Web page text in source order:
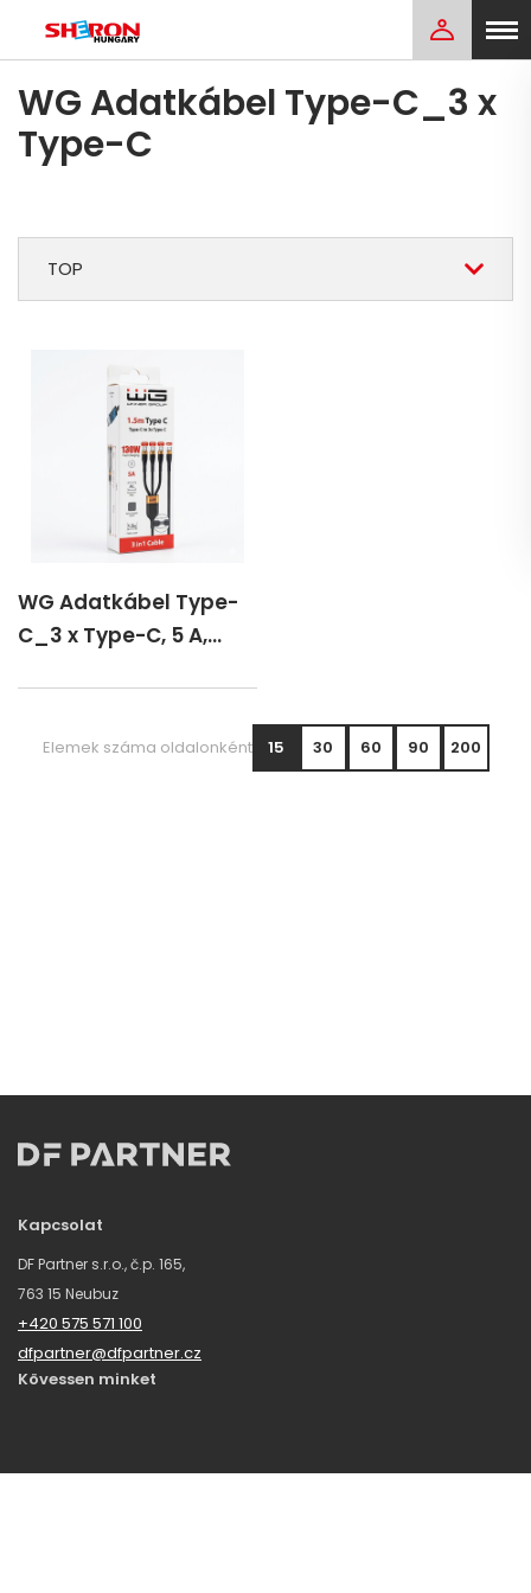
WG Adatkábel Type-C_3 x
Type-C
TOP
WG Adatkábel Type-
C_3 x Type-C, 5 A,
Elemek száma oldalonként 15 30 60 90 200
Kapcsolat
DF Partner s.r.o., č.p. 165,
763 15 Neubuz
+420 575 571 100
dfpartner@dfpartner.cz
Kövessen minket